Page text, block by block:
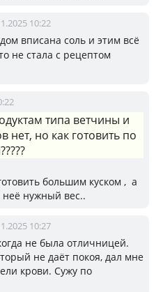
10:22
вписана соль и этим всё
не стала с рецептом
типа ветчины и
нет, но как готовить по
большим куском , а
неё нужный вес..
10:27
не была отличницей.
не даёт покоя, дал мне
крови. Сужу по